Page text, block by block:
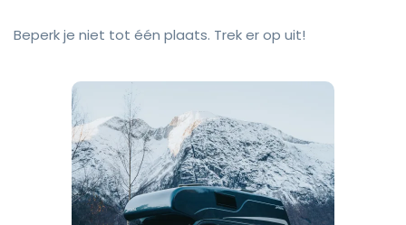
Beperk je niet tot één plaats. Trek er op uit!